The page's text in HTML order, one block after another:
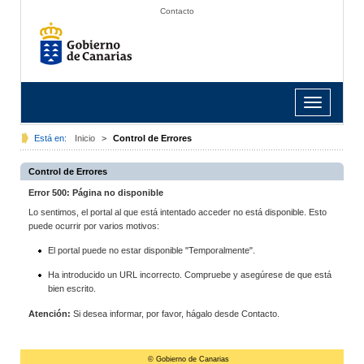
Contacto
Toggle
navigation
Está en: Inicio > Control de Errores
Control de Errores
Error 500: Página no disponible
Lo sentimos, el portal al que está intentado acceder no está disponible. Esto
puede ocurrir por varios motivos:
El portal puede no estar disponible "Temporalmente".
Ha introducido un URL incorrecto. Compruebe y asegúrese de que está
bien escrito.
Atención: Si desea informar, por favor, hágalo desde Contacto.
© Gobierno de Canarias